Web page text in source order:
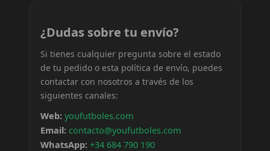
¿Dudas sobre tu envío?
Si tienes cualquier pregunta sobre el estado
de tu pedido o esta política de envío, puedes
contactar con nosotros a través de los
siguientes canales:
Web: youfutboles.com
Email: contacto@youfutboles.com
WhatsApp: +34 684 790 190